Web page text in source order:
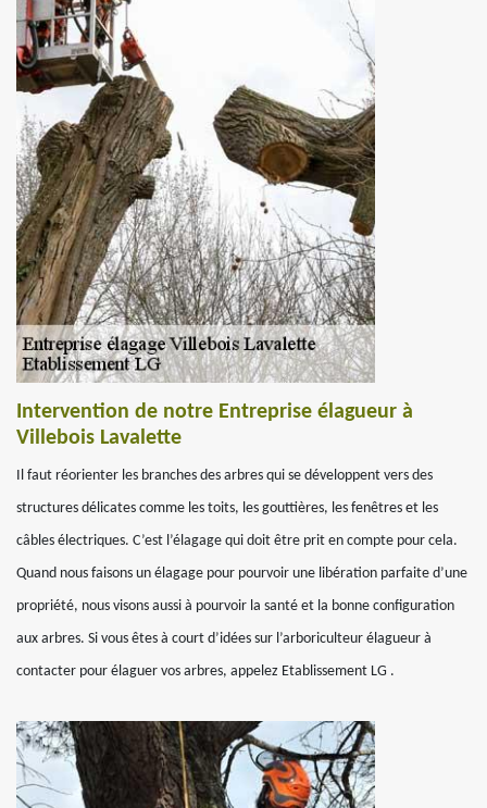
Intervention de notre Entreprise élagueur à
Villebois Lavalette
Il faut réorienter les branches des arbres qui se développent vers des
structures délicates comme les toits, les gouttières, les fenêtres et les
câbles électriques. C’est l’élagage qui doit être prit en compte pour cela.
Quand nous faisons un élagage pour pourvoir une libération parfaite d’une
propriété, nous visons aussi à pourvoir la santé et la bonne configuration
aux arbres. Si vous êtes à court d’idées sur l’arboriculteur élagueur à
contacter pour élaguer vos arbres, appelez Etablissement LG .